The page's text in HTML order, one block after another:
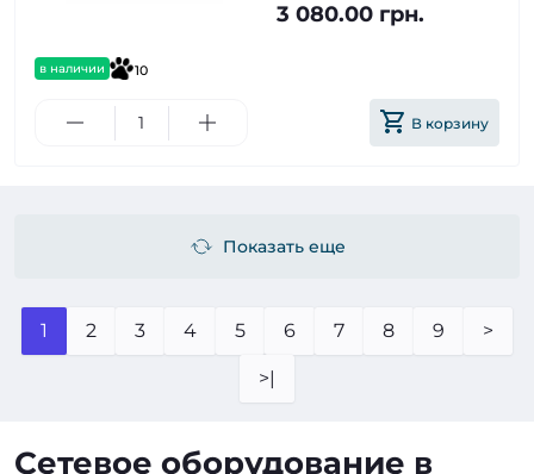
в наличии 10
3 080.00 грн.
В корзину
Показать еще
1 2 3 4 5 6 7 8 9 >
>|
Сетевое оборудование в